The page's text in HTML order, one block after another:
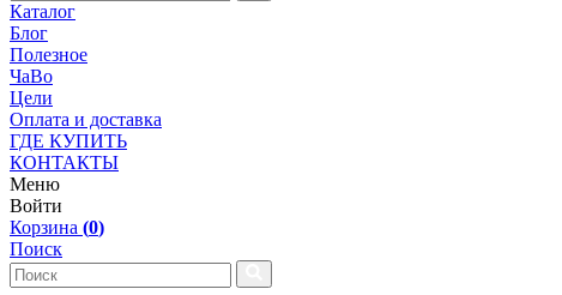
Каталог
Блог
Полезное
ЧаВо
Цели
Оплата и доставка
ГДЕ КУПИТЬ
КОНТАКТЫ
Меню
Войти
Корзина (0)
Поиск